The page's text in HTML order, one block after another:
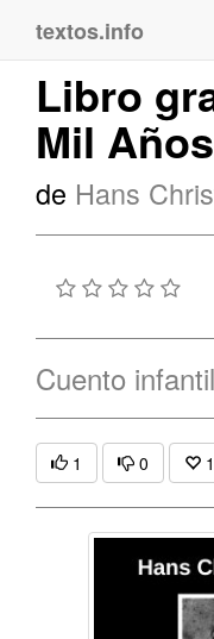
textos.info
Libro
Mil Años
de Hans
Cuento infantil
1 0 1